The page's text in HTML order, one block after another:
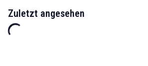
Zuletzt angesehen